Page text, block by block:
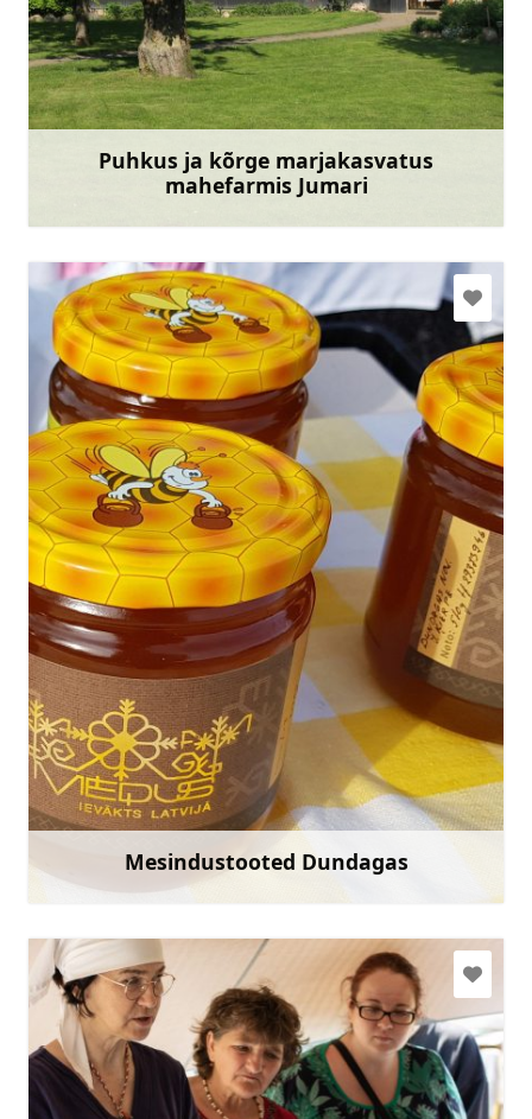
Puhkus ja kõrge marjakasvatus
mahefarmis Jumari
zsjumari@gmail.com
+371 29469425
Mesindustooted Dundagas
+371 22045684
Mine
Rohkem teavet